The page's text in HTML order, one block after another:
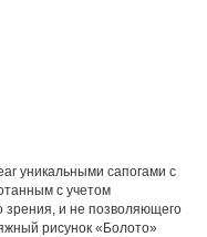
уникальными сапогами с
с учетом
зрения, и не позволяющего
рисунок «Болото»